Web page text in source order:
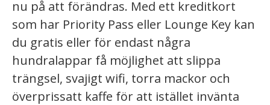
nu på att förändras. Med ett kreditkort
som har Priority Pass eller Lounge Key kan
du gratis eller för endast några
hundralappar få möjlighet att slippa
trängsel, svajigt wifi, torra mackor och
överprissatt kaffe för att istället invänta